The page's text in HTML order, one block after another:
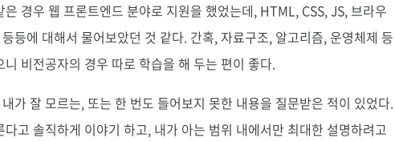
경우 웹 프론트엔드 분야로 지원을 했었는데, HTML, CSS, JS, 브라우
등에 대해서 물어보았던 것 같다. 간혹, 자료구조, 알고리즘, 운영체제 등
비전공자의 경우 따로 학습을 해 두는 편이 좋다.
가 잘 모르는, 또는 한 번도 들어보지 못한 내용을 질문받은 적이 있었다.
고 솔직하게 이야기 하고, 내가 아는 범위 내에서만 최대한 설명하려고